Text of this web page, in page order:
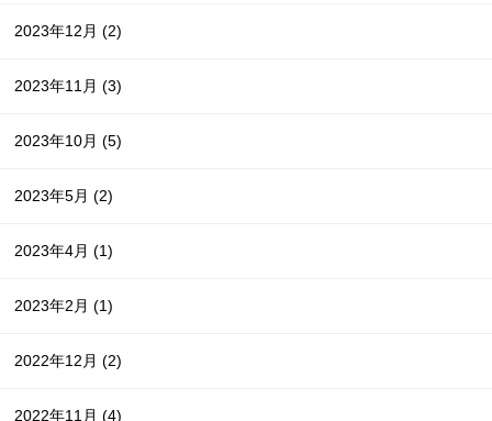
2023年12月(2)
2023年11月(3)
2023年10月(5)
2023年5月(2)
2023年4月(1)
2023年2月(1)
2022年12月(2)
2022年11月(4)